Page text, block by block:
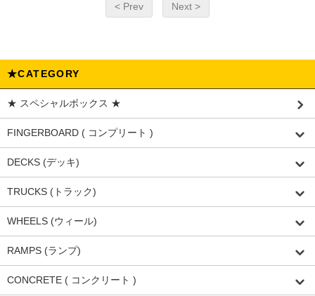
< Prev Next >
★CATEGORY
★ スペシャルボックス ★
FINGERBOARD ( コンプリート )
DECKS (デッキ)
TRUCKS (トラック)
WHEELS (ウィール)
RAMPS (ランプ)
CONCRETE ( コンクリート )